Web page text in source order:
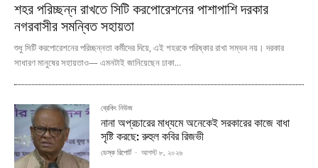
শহর পরিচ্ছন্ন রাখতে সিটি করপোরেশনের পাশাপাশি দরকার
নগরবাসীর সমন্বিত সহায়তা
শুধু সিটি করপোরেশনের পরিচ্ছন্নতা কর্মীদের দিয়ে, এই শহরকে পরিষ্কার রাখা সম্ভব নয়। দরকার
সাধারণ মানুষের সহায়তাও— এমনটাই জানিয়েছেন ঢাকা...
ব্রেকিং নিউজ
নানা অপ্রচারের মাধ্যমে অনেকেই সরকারের কাজে বাধা
সৃষ্টি করছে: রুহুল কবির রিজভী
ডেস্ক রিপোর্ট - আগস্ট ৮, ২০২৬